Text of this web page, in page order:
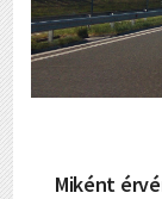
Miként